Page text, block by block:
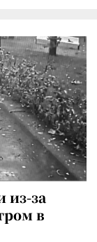
из-за
в